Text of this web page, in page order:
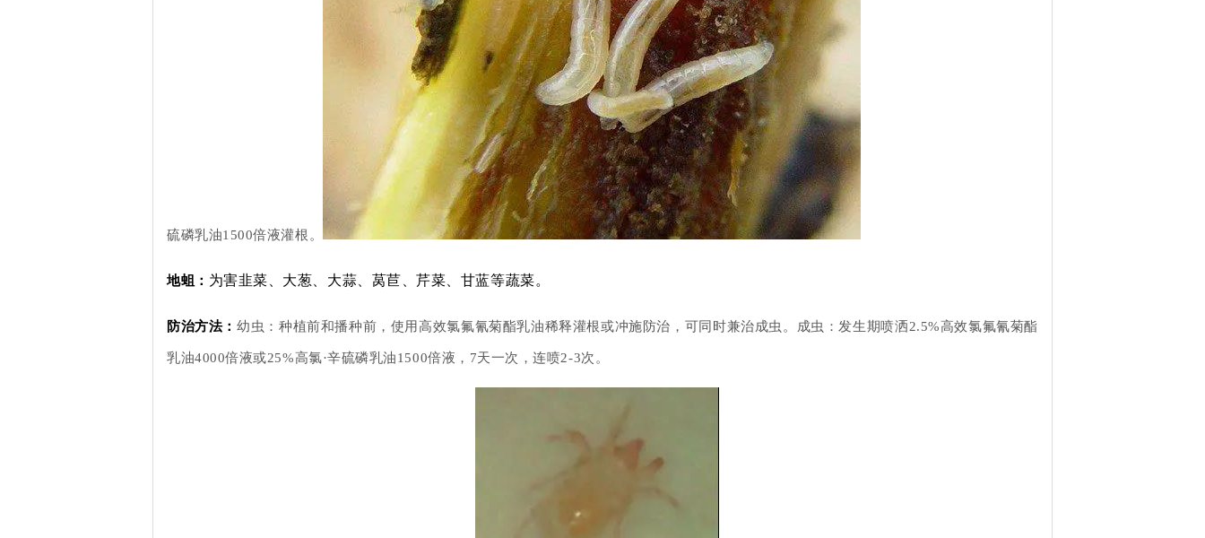
硫磷乳油1500倍液灌根。
地蛆： 为害韭菜、大葱、大蒜、莴苣、芹菜、甘蓝等蔬菜。
防治方法：幼虫：种植前和播种前，使用高效氯氟氰菊酯乳油稀释灌根或冲施防治，可同时兼治成虫。成虫：发生期喷洒2.5%高效氯氟氰菊酯
乳油4000倍液或25%高氯·辛硫磷乳油1500倍液，7天一次，连喷2-3次。